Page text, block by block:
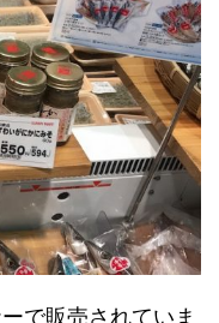
で販売されていま